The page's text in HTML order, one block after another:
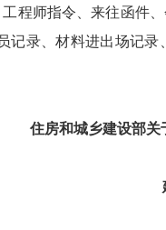
工程师指令、来往函件
记录、材料进出场记
住房和城乡建设部